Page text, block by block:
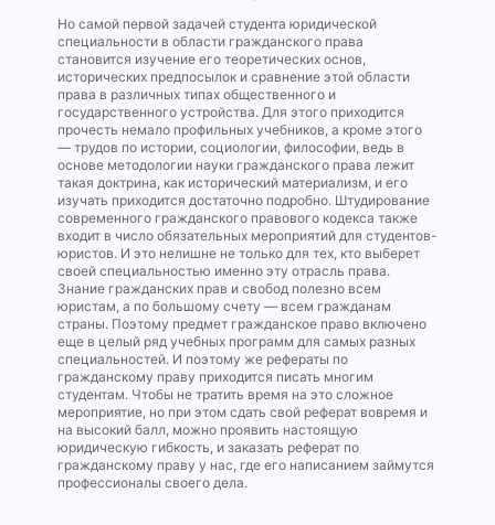
Но самой первой задачей студента юридической
специальности в области гражданского права
становится изучение его теоретических основ,
исторических предпосылок и сравнение этой области
права в различных типах общественного и
государственного устройства. Для этого приходится
прочесть немало профильных учебников, а кроме этого
— трудов по истории, социологии, философии, ведь в
основе методологии науки гражданского права лежит
такая доктрина, как исторический материализм, и его
изучать приходится достаточно подробно. Штудирование
современного гражданского правового кодекса также
входит в число обязательных мероприятий для студентов-
юристов. И это нелишне не только для тех, кто выберет
своей специальностью именно эту отрасль права.
Знание гражданских прав и свобод полезно всем
юристам, а по большому счету — всем гражданам
страны. Поэтому предмет гражданское право включено
еще в целый ряд учебных программ для самых разных
специальностей. И поэтому же рефераты по
гражданскому праву приходится писать многим
студентам. Чтобы не тратить время на это сложное
мероприятие, но при этом сдать свой реферат вовремя и
на высокий балл, можно проявить настоящую
юридическую гибкость, и заказать реферат по
гражданскому праву у нас, где его написанием займутся
профессионалы своего дела.